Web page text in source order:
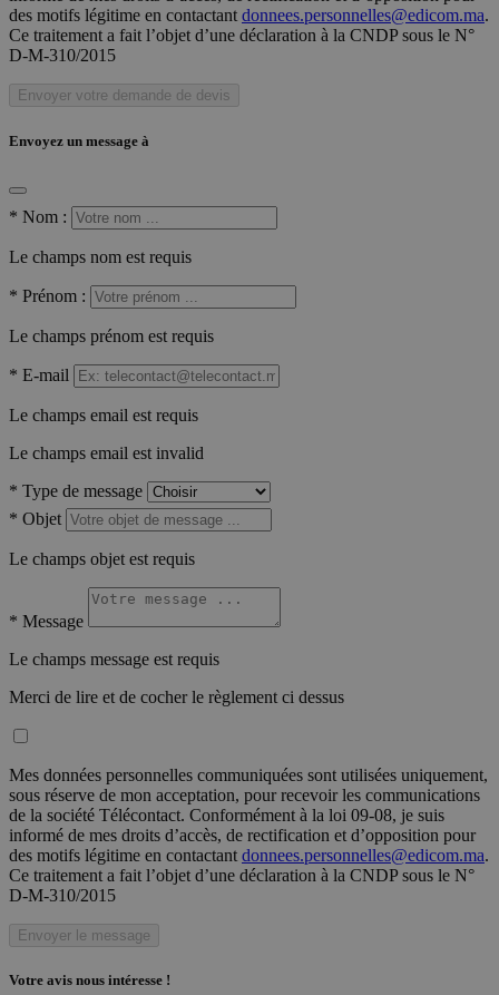
des motifs légitime en contactant donnees.personnelles@edicom.ma.
Ce traitement a fait l’objet d’une déclaration à la CNDP sous le N°
D-M-310/2015
Envoyer votre demande de devis
Envoyez un message à
* Nom :
Le champs nom est requis
* Prénom :
Le champs prénom est requis
* E-mail
Le champs email est requis
Le champs email est invalid
* Type de message
* Objet
Le champs objet est requis
* Message
Le champs message est requis
Merci de lire et de cocher le règlement ci dessus
Mes données personnelles communiquées sont utilisées uniquement,
sous réserve de mon acceptation, pour recevoir les communications
de la société Télécontact. Conformément à la loi 09-08, je suis
informé de mes droits d’accès, de rectification et d’opposition pour
des motifs légitime en contactant donnees.personnelles@edicom.ma.
Ce traitement a fait l’objet d’une déclaration à la CNDP sous le N°
D-M-310/2015
Envoyer le message
Votre avis nous intéresse !